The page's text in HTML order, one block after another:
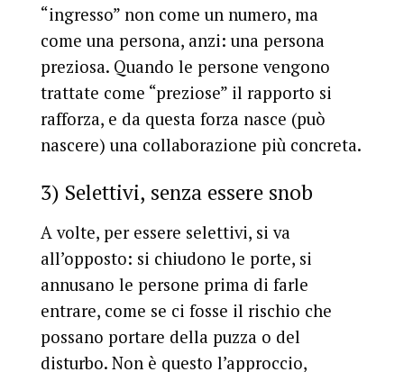
“ingresso” non come un numero, ma
come una persona, anzi: una persona
preziosa. Quando le persone vengono
trattate come “preziose” il rapporto si
rafforza, e da questa forza nasce (può
nascere) una collaborazione più concreta.
3) Selettivi, senza essere snob
A volte, per essere selettivi, si va
all’opposto: si chiudono le porte, si
annusano le persone prima di farle
entrare, come se ci fosse il rischio che
possano portare della puzza o del
disturbo. Non è questo l’approccio,